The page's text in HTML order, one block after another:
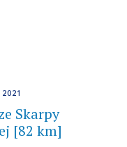
Skarpy
[82 km]